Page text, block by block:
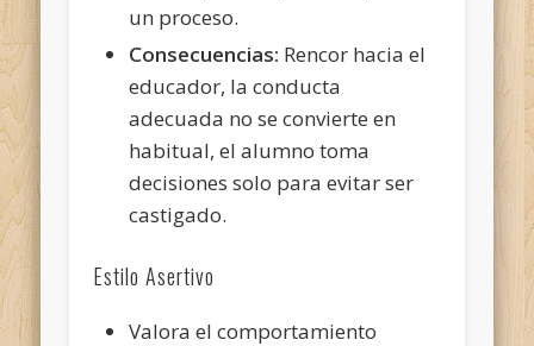
un proceso.
Consecuencias: Rencor hacia el
educador, la conducta
adecuada no se convierte en
habitual, el alumno toma
decisiones solo para evitar ser
castigado.
Estilo Asertivo
Valora el comportamiento